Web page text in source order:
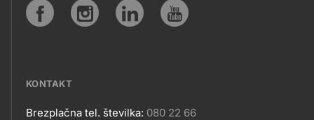
SPLETNA
KONTAKT
Brezplačna tel. številka: 080 22 66